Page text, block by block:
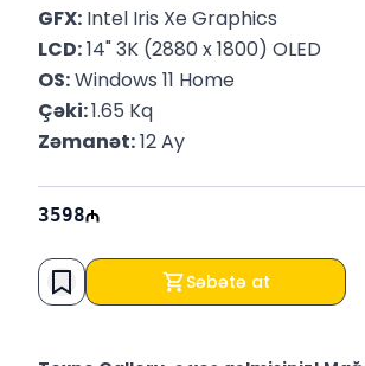
GFX: Intel Iris Xe Graphics
LCD: 14" 3K (2880 x 1800) OLED
OS: Windows 11 Home
Çəki: 1.65 Kq
Zəmanət: 12 Ay
3598
Səbətə at